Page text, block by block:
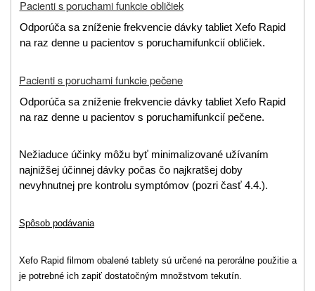
Pacienti s poruchami funkcie obličiek
Odporúča sa zníženie frekvencie dávky tabliet Xefo Rapid
na raz denne u pacientov s poruchamifunkcií obličiek.
Pacienti s poruchami funkcie pečene
Odporúča sa zníženie frekvencie dávky tabliet Xefo Rapid
na raz denne u pacientov s poruchamifunkcií pečene.
Nežiaduce účinky môžu byť minimalizované užívaním
najnižšej účinnej dávky počas čo najkratšej doby
nevyhnutnej pre kontrolu symptómov (pozri časť 4.4.).
Spôsob podávania
Xefo Rapid filmom obalené tablety sú určené na perorálne použitie a
je potrebné ich zapiť dostatočným množstvom tekutín.